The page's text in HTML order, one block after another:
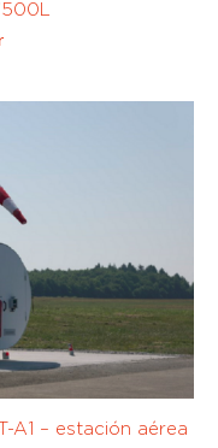
l/min
A1 – estación aérea